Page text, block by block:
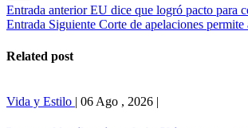
Entrada anterior EU dice que logró pacto para
Entrada Siguiente Corte de apelaciones
Related post
Vida y Estilo | 06 Ago , 2026 |